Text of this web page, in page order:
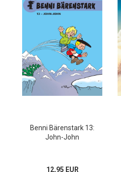
Benni Bärenstark 13:
John-John
12,95 EUR